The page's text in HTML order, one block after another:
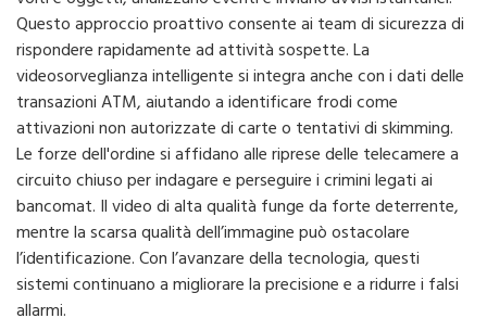
Questo approccio proattivo consente ai team di sicurezza di
rispondere rapidamente ad attività sospette. La
videosorveglianza intelligente si integra anche con i dati delle
transazioni ATM, aiutando a identificare frodi come
attivazioni non autorizzate di carte o tentativi di skimming.
Le forze dell'ordine si affidano alle riprese delle telecamere a
circuito chiuso per indagare e perseguire i crimini legati ai
bancomat. Il video di alta qualità funge da forte deterrente,
mentre la scarsa qualità dell’immagine può ostacolare
l’identificazione. Con l’avanzare della tecnologia, questi
sistemi continuano a migliorare la precisione e a ridurre i falsi
allarmi.